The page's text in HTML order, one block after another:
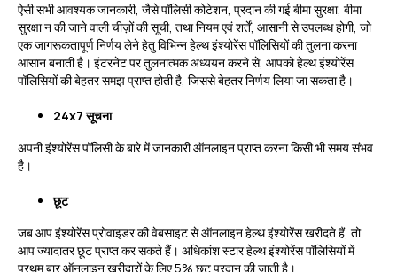
ऐसी सभी आवश्यक जानकारी, जैसे पॉलिसी कोटेशन, प्रदान की गई बीमा सुरक्षा, बीमा
सुरक्षा न की जाने वाली चीज़ों की सूची, तथा नियम एवं शर्तें, आसानी से उपलब्ध होगी, जो
एक जागरूकतापूर्ण निर्णय लेने हेतु विभिन्न हेल्थ इंश्योरेंस पॉलिसियों की तुलना करना
आसान बनाती है। इंटरनेट पर तुलनात्मक अध्ययन करने से, आपको हेल्थ इंश्योरेंस
पॉलिसियों की बेहतर समझ प्राप्त होती है, जिससे बेहतर निर्णय लिया जा सकता है।
24x7 सूचना
अपनी इंश्योरेंस पॉलिसी के बारे में जानकारी ऑनलाइन प्राप्त करना किसी भी समय संभव
है।
छूट
जब आप इंश्योरेंस प्रोवाइडर की वेबसाइट से ऑनलाइन हेल्थ इंश्योरेंस खरीदते हैं, तो
आप ज्यादातर छूट प्राप्त कर सकते हैं। अधिकांश स्टार हेल्थ इंश्योरेंस पॉलिसियों में
प्रथम बार ऑनलाइन खरीदारों के लिए 5% छूट प्रदान की जाती है।